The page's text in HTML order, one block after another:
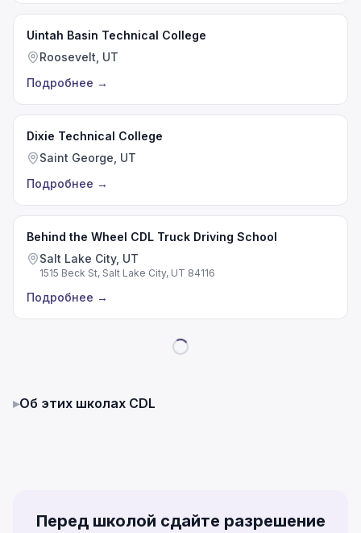
Uintah Basin Technical College
Roosevelt, UT
Подробнее →
Dixie Technical College
Saint George, UT
Подробнее →
Behind the Wheel CDL Truck Driving School
Salt Lake City, UT
1515 Beck St, Salt Lake City, UT 84116
Подробнее →
▸Об этих школах CDL
Перед школой сдайте разрешение